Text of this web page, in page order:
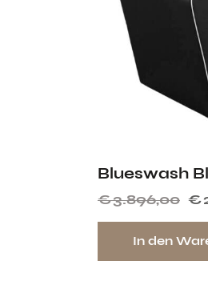
Blueswash
€3.896,00 €
In den